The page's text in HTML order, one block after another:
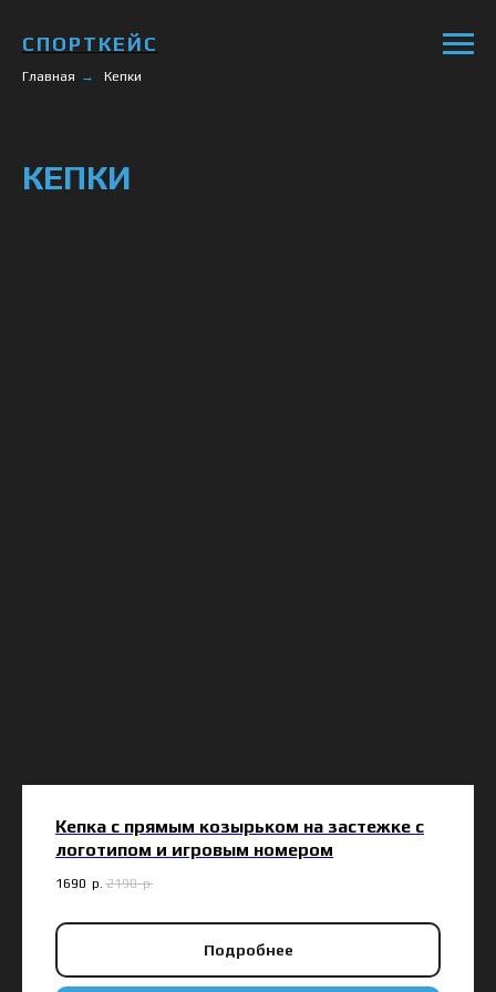
СПОРТКЕЙС
Главная → Кепки
КЕПКИ
Кепка с прямым козырьком на застежке с
логотипом и игровым номером
1690 р. 2190 р.
Подробнее